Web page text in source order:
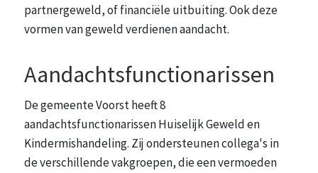
partnergeweld, of financiële uitbuiting. Ook deze
vormen van geweld verdienen aandacht.
Aandachtsfunctionarissen
De gemeente Voorst heeft 8
aandachtsfunctionarissen Huiselijk Geweld en
Kindermishandeling. Zij ondersteunen collega's in
de verschillende vakgroepen, die een vermoeden